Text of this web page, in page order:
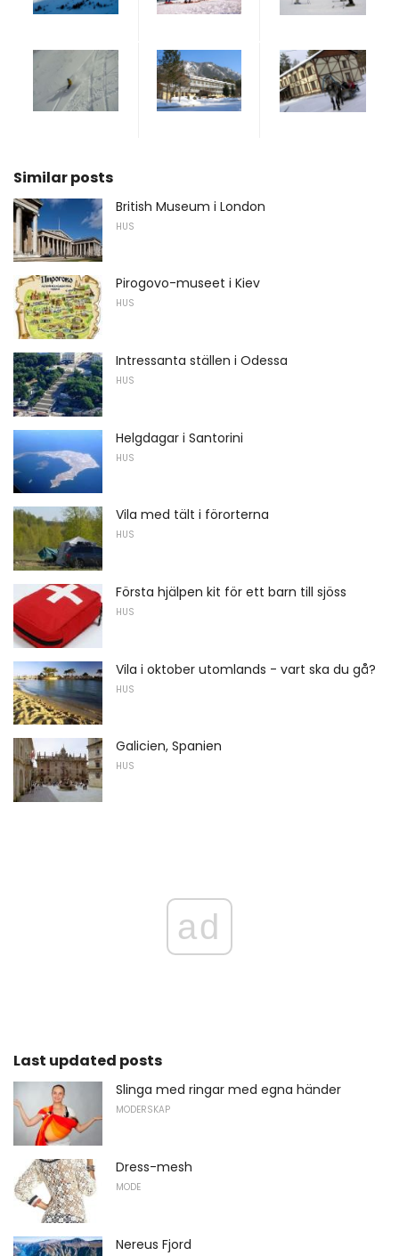
Similar posts
British Museum i London
HUS
Pirogovo-museet i Kiev
HUS
Intressanta ställen i Odessa
HUS
Helgdagar i Santorini
HUS
Vila med tält i förorterna
HUS
Första hjälpen kit för ett barn till sjöss
HUS
Vila i oktober utomlands - vart ska du gå?
HUS
Galicien, Spanien
HUS
ad
Last updated posts
Slinga med ringar med egna händer
MODERSKAP
Dress-mesh
MODE
Nereus Fjord